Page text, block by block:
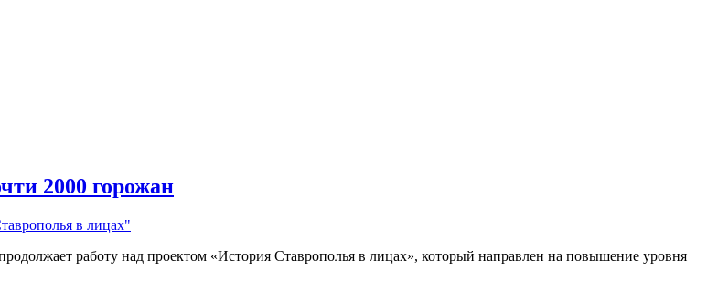
2000 горожан
в лицах"
работу над проектом «История Ставрополья в лицах», который направлен на повышение уровня